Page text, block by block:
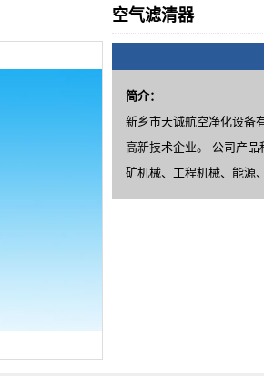
空气滤清器
简介：
新乡市天诚航空净化设备
高新技术企业。 公司产
矿机械、工程机械、能源